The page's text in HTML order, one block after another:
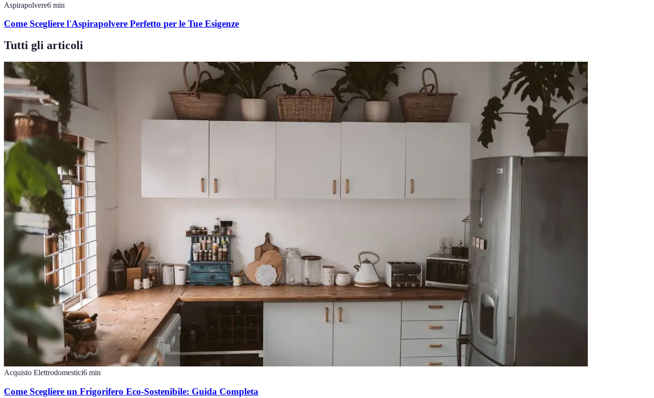
Aspirapolvere6 min
Come Scegliere l'Aspirapolvere Perfetto per le Tue Esigenze
Tutti gli articoli
Acquisto Elettrodomestici6 min
Come Scegliere un Frigorifero Eco-Sostenibile: Guida Completa